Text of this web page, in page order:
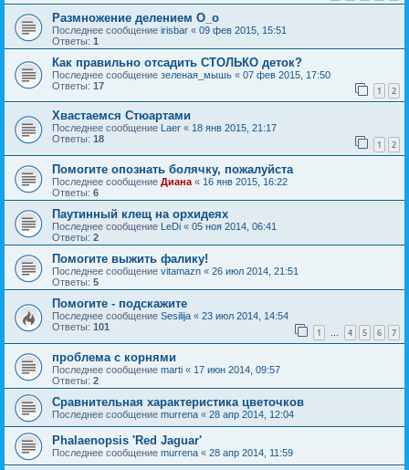
Размножение делением О_о
Последнее сообщение irisbar « 09 фев 2015, 15:51
Ответы: 1
Как правильно отсадить СТОЛЬКО деток?
Последнее сообщение зеленая_мышь « 07 фев 2015, 17:50
Ответы: 17 1 2
Хвастаемся Стюартами
Последнее сообщение Laer « 18 янв 2015, 21:17
Ответы: 18 1 2
Помогите опознать болячку, пожалуйста
Последнее сообщение Диана « 16 янв 2015, 16:22
Ответы: 6
Паутинный клещ на орхидеях
Последнее сообщение LeDi « 05 ноя 2014, 06:41
Ответы: 2
Помогите выжить фалику!
Последнее сообщение vitamazn « 26 июл 2014, 21:51
Ответы: 5
Помогите - подскажите
Последнее сообщение Sesilija « 23 июл 2014, 14:54
Ответы: 101 1 … 4 5 6 7
проблема с корнями
Последнее сообщение marti « 17 июн 2014, 09:57
Ответы: 2
Сравнительная характеристика цветочков
Последнее сообщение murrena « 28 апр 2014, 12:04
Phalaenopsis 'Red Jaguar'
Последнее сообщение murrena « 28 апр 2014, 11:59